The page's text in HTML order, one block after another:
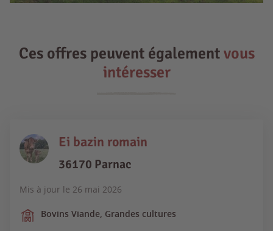
Ces offres peuvent égalementvous
intéresser
Ei bazin romain
36170 Parnac
Mis à jour le 26 mai 2026
Bovins Viande, Grandes cultures